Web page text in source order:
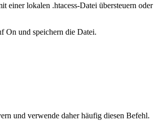
einer lokalen .htacess-Datei übersteuern oder
On und speichern die Datei.
und verwende daher häufig diesen Befehl.